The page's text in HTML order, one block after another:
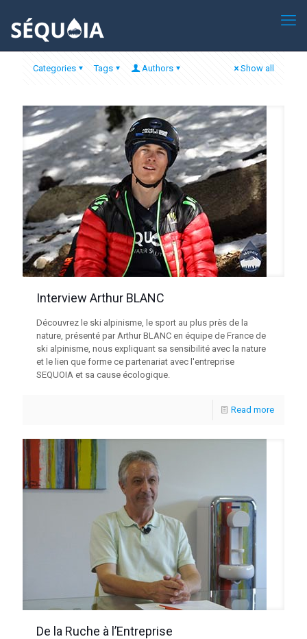
Categories Tags Authors Show all
Interview Arthur BLANC
Découvrez le ski alpinisme, le sport au plus près de la
nature, présenté par Arthur BLANC en équipe de France de
ski alpinisme, nous expliquant sa sensibilité avec la nature
et le lien que forme ce partenariat avec l'entreprise
SEQUOIA et sa cause écologique.
Read more
De la Ruche à l’Entreprise